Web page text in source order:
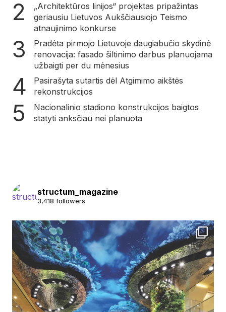
„Architektūros linijos“ projektas pripažintas
geriausiu Lietuvos Aukščiausiojo Teismo
atnaujinimo konkurse
Pradėta pirmojo Lietuvoje daugiabučio skydinė
renovacija: fasado šiltinimo darbus planuojama
užbaigti per du mėnesius
Pasirašyta sutartis dėl Atgimimo aikštės
rekonstrukcijos
Nacionalinio stadiono konstrukcijos baigtos
statyti anksčiau nei planuota
structum_magazine
3,418 followers